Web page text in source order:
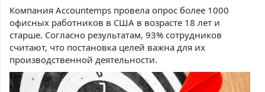
Компания Accountemps провела опрос более 1000
офисных работников в США в возрасте 18 лет и
старше. Согласно результатам, 93% сотрудников
считают, что постановка целей важна для их
производственной деятельности.